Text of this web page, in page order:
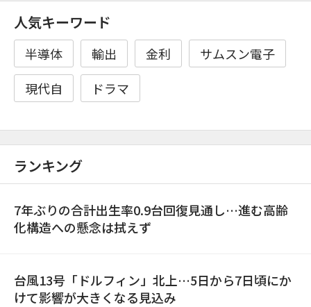
人気キーワード
半導体 輸出 金利
サムスン電子
現代自
ドラマ
ランキング
7年ぶりの合計出生率0.9台回復見通し…進む高齢
化構造への懸念は拭えず
台風13号「ドルフィン」北上…5日から7日頃にか
けて影響が大きくなる見込み